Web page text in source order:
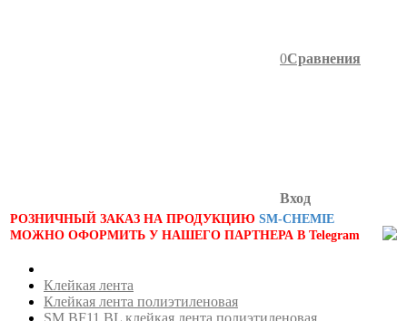
0Сравнения
Вход
РОЗНИЧНЫЙ ЗАКАЗ НА ПРОДУКЦИЮ SM-CHEMIE
МОЖНО ОФОРМИТЬ У НАШЕГО ПАРТНЕРА В Telegram
Клейкая лента
Клейкая лента полиэтиленовая
SM BF11 BL клейкая лента полиэтиленовая